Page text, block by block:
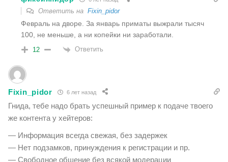
Ответить на Fixin_pidor
Февраль на дворе. За январь приматы выжрали тысяч
100, не меньше, а ни копейки ни заработали.
12 Ответить
Fixin_pidor 6 лет назад
Гнида, тебе надо брать успешный пример к подаче твоего
же контента у хейтеров:
— Информация всегда свежая, без задержек
— Нет подзамков, принуждения к регистрации и пр.
— Свободное общение без всякой модерации